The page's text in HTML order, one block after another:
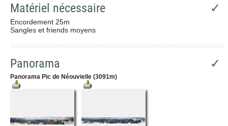
Matériel nécessaire ✓
Encordement 25m
Sangles et friends moyens
Panorama ✓
Panorama Pic de Néouvielle (3091m)